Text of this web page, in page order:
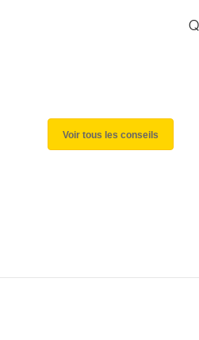
Voir tous les conseils